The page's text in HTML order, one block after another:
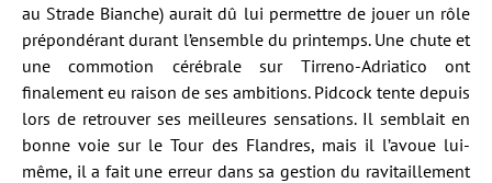
au Strade Bianche) aurait dû lui permettre de jouer un rôle
prépondérant durant l’ensemble du printemps. Une chute et
une commotion cérébrale sur Tirreno-Adriatico ont
finalement eu raison de ses ambitions. Pidcock tente depuis
lors de retrouver ses meilleures sensations. Il semblait en
bonne voie sur le Tour des Flandres, mais il l’avoue lui-
même, il a fait une erreur dans sa gestion du ravitaillement